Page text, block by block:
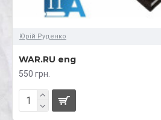
Юрій Руденко
WAR.RU eng
550 грн.